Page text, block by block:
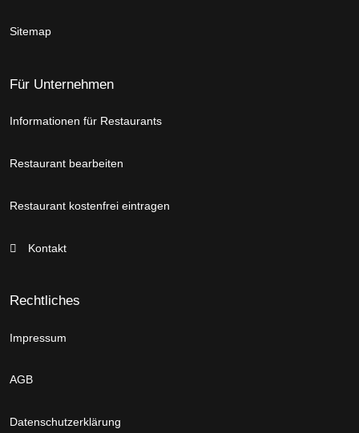
Sitemap
Für Unternehmen
Informationen für Restaurants
Restaurant bearbeiten
Restaurant kostenfrei eintragen
Kontakt
Rechtliches
Impressum
AGB
Datenschutzerklärung